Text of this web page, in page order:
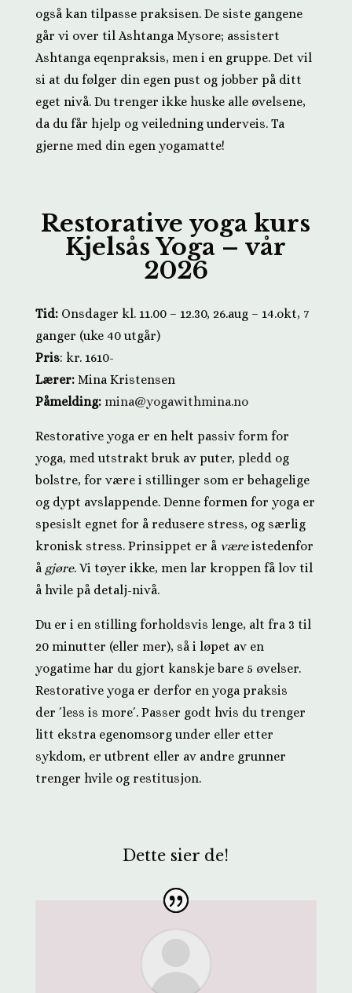
også kan tilpasse praksisen. De siste gangene
går vi over til Ashtanga Mysore; assistert
Ashtanga eqenpraksis, men i en gruppe. Det vil
si at du følger din egen pust og jobber på ditt
eget nivå. Du trenger ikke huske alle øvelsene,
da du får hjelp og veiledning underveis. Ta
gjerne med din egen yogamatte!
Restorative yoga kurs
Kjelsås Yoga – vår
2026
Tid:Onsdager kl. 11.00 – 12.30, 26.aug – 14.okt, 7
ganger (uke 40 utgår)
Pris: kr. 1610-
Lærer:Mina Kristensen
Påmelding: mina@yogawithmina.no
Restorative yoga er en helt passiv form for
yoga, med utstrakt bruk av puter, pledd og
bolstre, for være i stillinger som er behagelige
og dypt avslappende. Denne formen for yoga er
spesislt egnet for å redusere stress, og særlig
kronisk stress. Prinsippet er å væreistedenfor
å gjøre. Vi tøyer ikke, men lar kroppen få lov til
å hvile på detalj-nivå.
Du er i en stilling forholdsvis lenge, alt fra 3 til
20 minutter (eller mer), så i løpet av en
yogatime har du gjort kanskje bare 5 øvelser.
Restorative yoga er derfor en yoga praksis
der ´less is more´. Passer godt hvis du trenger
litt ekstra egenomsorg under eller etter
sykdom, er utbrent eller av andre grunner
trenger hvile og restitusjon.
Dette sier de!